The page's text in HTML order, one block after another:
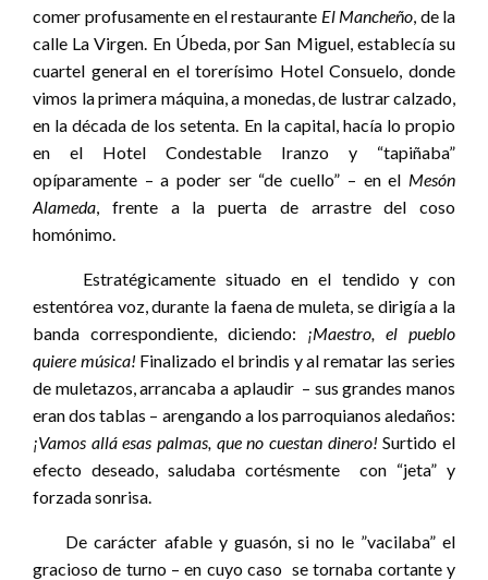
comer profusamente en el restaurante El Mancheño , de la
calle La Virgen. En Úbeda, por San Miguel, establecía su
cuartel general en el torerísimo Hotel Consuelo, donde
vimos la primera máquina, a monedas, de lustrar calzado,
en la década de los setenta. En la capital, hacía lo propio
en el Hotel Condestable Iranzo y “tapiñaba”
opíparamente – a poder ser “de cuello” – en el Mesón
Alameda , frente a la puerta de arrastre del coso
homónimo.
Estratégicamente situado en el tendido y con
estentórea voz, durante la faena de muleta, se dirigía a la
banda correspondiente, diciendo:
¡Maestro, el pueblo
quiere música! Finalizado el brindis y al rematar las series
de muletazos, arrancaba a aplaudir – sus grandes manos
eran dos tablas – arengando a los parroquianos aledaños:
¡Vamos allá esas palmas, que no cuestan dinero! Surtido el
efecto deseado, saludaba cortésmente con “jeta” y
forzada sonrisa.
De carácter afable y guasón, si no le ”vacilaba” el
gracioso de turno – en cuyo caso se tornaba cortante y